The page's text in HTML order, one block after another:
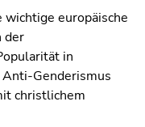
wichtige europäische
der
in
Genderismus
christlichem